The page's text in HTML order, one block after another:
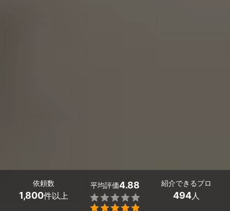
依頼数
1,800件以上
平均評価4.88


紹介できるプロ
494人